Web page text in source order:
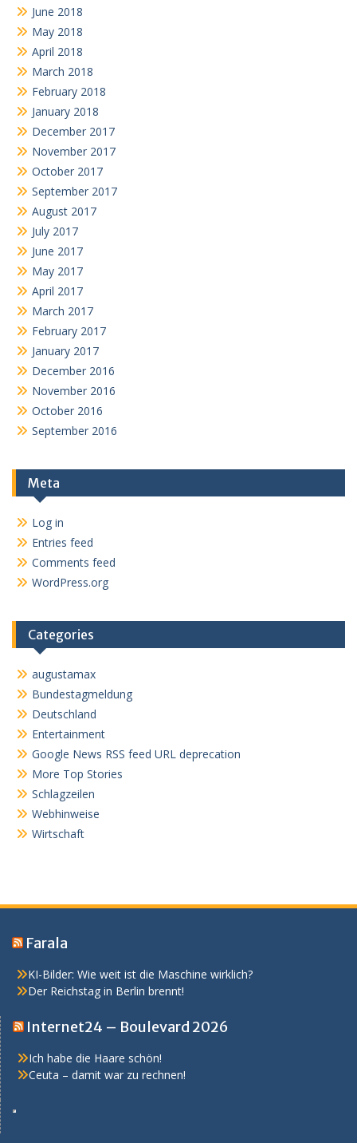
June 2018
May 2018
April 2018
March 2018
February 2018
January 2018
December 2017
November 2017
October 2017
September 2017
August 2017
July 2017
June 2017
May 2017
April 2017
March 2017
February 2017
January 2017
December 2016
November 2016
October 2016
September 2016
Meta
Log in
Entries feed
Comments feed
WordPress.org
Categories
augustamax
Bundestagmeldung
Deutschland
Entertainment
Google News RSS feed URL deprecation
More Top Stories
Schlagzeilen
Webhinweise
Wirtschaft
Farala
KI-Bilder: Wie weit ist die Maschine wirklich?
Der Reichstag in Berlin brennt!
Internet24 – Boulevard 2026
Ich habe die Haare schön!
Ceuta – damit war zu rechnen!